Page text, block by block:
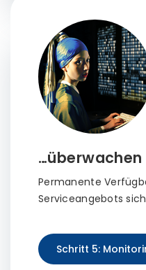
…überwachen
Permanente
Serviceangebots
Schritt 5: